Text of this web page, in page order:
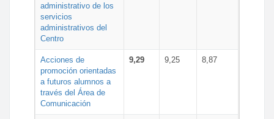
administrativo de los
servicios
administrativos del
Centro
Acciones de
promoción orientadas
a futuros alumnos a
través del Área de
Comunicación
9,29 9,25 8,87